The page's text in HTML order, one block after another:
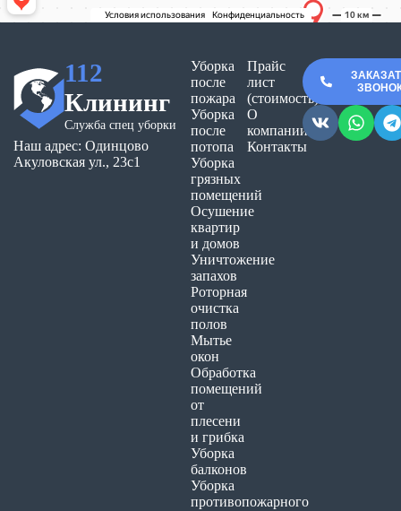
112
Клининг
Служба спец уборки
Наш адрес: Одинцово
Акуловская ул., 23с1
Уборка
после
пожара
Уборка
после
потопа
Уборка
грязных
помещений
Осушение
квартир
и домов
Уничтожение
запахов
Роторная
очистка
полов
Мытье
окон
Обработка
помещений
от
плесени
и грибка
Уборка
балконов
Уборка
противопожарного
Прайс
лист
(стоимость)
О
компании
Контакты